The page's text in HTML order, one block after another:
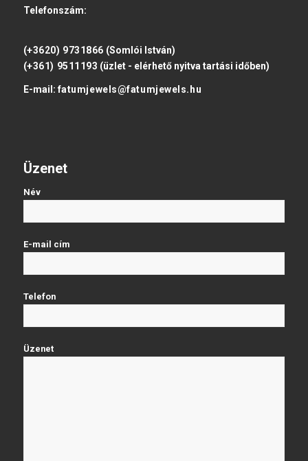
Telefonszám:
(+3620) 9731866 (Somlói István)
(+361) 9511193 (üzlet - elérhető nyitva tartási időben)
E-mail: fatumjewels@fatumjewels.hu
Üzenet
Név
E-mail cím
Telefon
Üzenet